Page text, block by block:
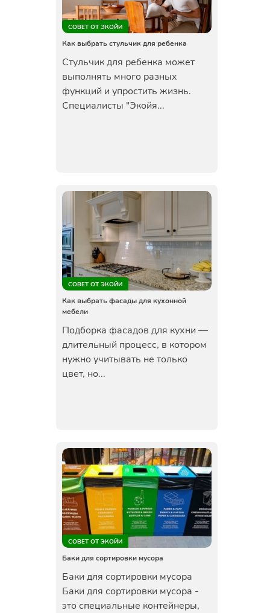
СОВЕТ ОТ ЭКОЙИ
Как выбрать стульчик для ребенка
Стульчик для ребенка может
выполнять много разных
функций и упростить жизнь.
Специалисты "Экойя...
СОВЕТ ОТ ЭКОЙИ
Как выбрать фасады для кухонной
мебели
Подборка фасадов для кухни —
длительный процесс, в котором
нужно учитывать не только
цвет, но...
СОВЕТ ОТ ЭКОЙИ
Баки для сортировки мусора
Баки для сортировки мусора
Баки для сортировки мусора -
это специальные контейнеры,